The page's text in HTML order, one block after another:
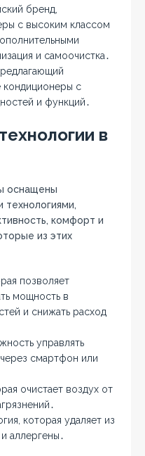
бренд,
с высоким классом
и самоочистка․
кондиционеры с
и функций․
в
оснащены
технологиями,
комфорт и
из этих
позволяет
мощность в
и снижать расход
управлять
смартфон или
очистает воздух от
которая удаляет из
аллергены․